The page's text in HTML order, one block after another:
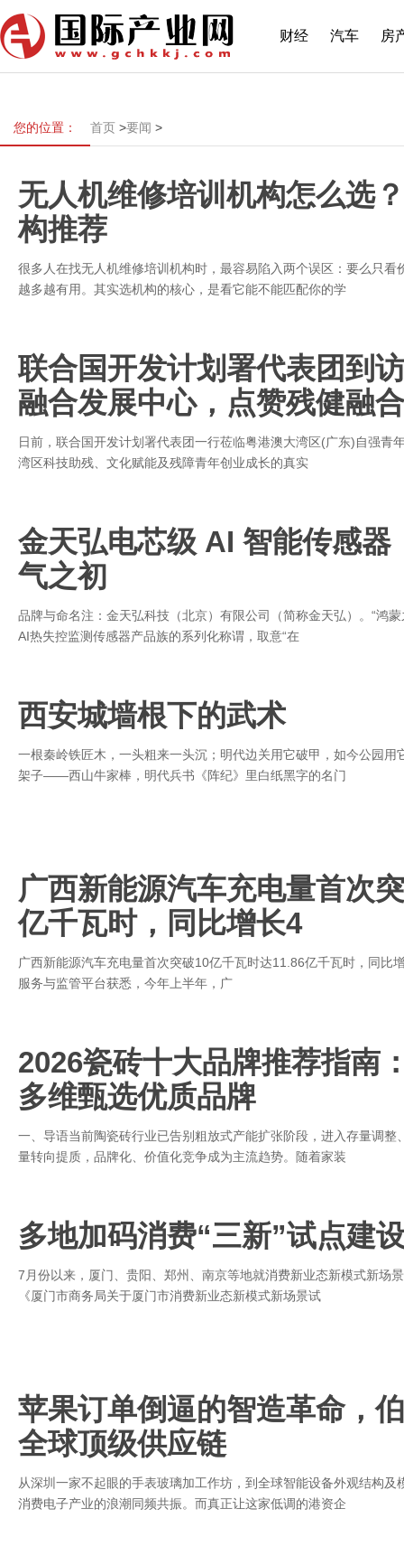
财经 汽车 房
您的位置： 首页 >要闻 >
无人机维修培训机构怎么选
构推荐
很多人在找无人机维修培训机构时，最容易陷入两个误区：要么只
越多越有用。其实选机构的核心，是看它能不能匹配你的学
联合国开发计划署代表团到
融合发展中心，点赞残健融合
日前，联合国开发计划署代表团一行莅临粤港澳大湾区(广东)自强青
湾区科技助残、文化赋能及残障青年创业成长的真实
金天弘电芯级 AI 智能传感
气之初
品牌与命名注：金天弘科技（北京）有限公司（简称金天弘）。“鸿
AI热失控监测传感器产品族的系列化称谓，取意“在
西安城墙根下的武术
一根秦岭铁匠木，一头粗来一头沉；明代边关用它破甲，如今公园
架子——西山牛家棒，明代兵书《阵纪》里白纸黑字的名门
广西新能源汽车充电量首次
亿千瓦时，同比增长4
广西新能源汽车充电量首次突破10亿千瓦时达11.86亿千瓦时，同比
服务与监管平台获悉，今年上半年，广
2026瓷砖十大品牌推荐指南
多维甄选优质品牌
一、导语当前陶瓷砖行业已告别粗放式产能扩张阶段，进入存量调
量转向提质，品牌化、价值化竞争成为主流趋势。随着家装
多地加码消费“三新”试点建
7月份以来，厦门、贵阳、郑州、南京等地就消费新业态新模式新场
《厦门市商务局关于厦门市消费新业态新模式新场景试
苹果订单倒逼的智造革命，
全球顶级供应链
从深圳一家不起眼的手表玻璃加工作坊，到全球智能设备外观结构
消费电子产业的浪潮同频共振。而真正让这家低调的港资企